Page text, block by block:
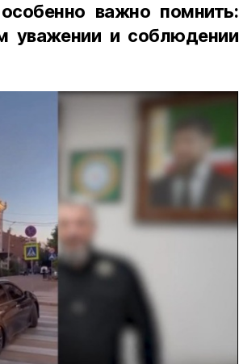
важно помнить:
уважении и соблюдении